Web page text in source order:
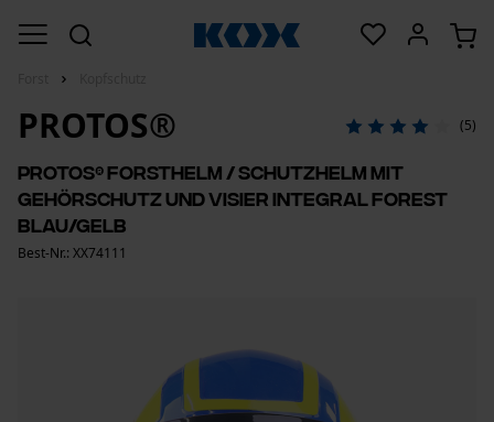
PROTOS® (5)
PROTOS® Forsthelm / Schutzhelm mit
Gehörschutz und Visier Integral Forest
Blau/Gelb
Best-Nr.: XX74111